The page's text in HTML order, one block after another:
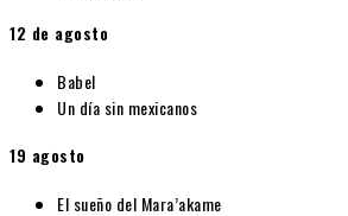
12 de agosto
Babel
Un día sin mexicanos
19 agosto
El sueño del Mara’akame